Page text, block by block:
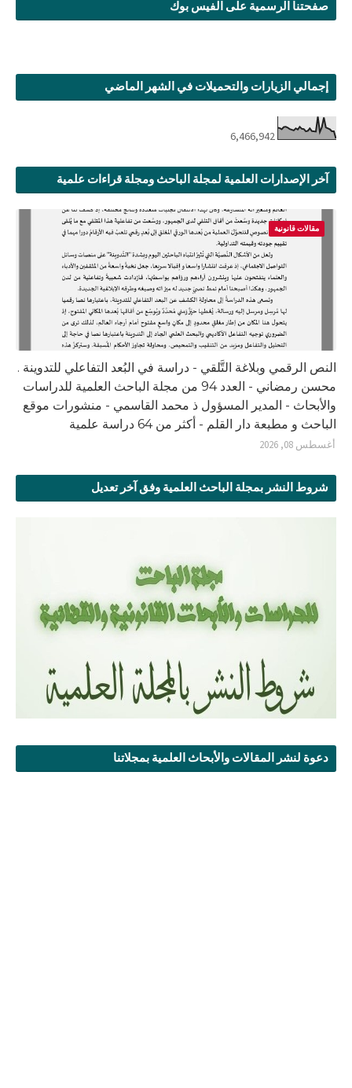
صفحتنا الرسمية على الفيس بوك
إجمالي الزيارات والتحميلات في الشهر الماضي
6,466,942
آخر الإصدارات العلمية لمجلة الباحث ومجلة قراءات علمية
مقالات قانونية
النص الرقمي وبلاغة التَّلقي - دراسة في البُعد التفاعلي للتدوينة .
محسن رمضاني - العدد 94 من مجلة الباحث العلمية للدراسات
والأبحاث - المدير المسؤول ذ محمد القاسمي - منشورات موقع
الباحث و مطبعة دار القلم - أكثر من 64 دراسة علمية
أغسطس 08, 2026
شروط النشر بمجلة الباحث العلمية وفق آخر تعديل
دعوة لنشر المقالات والأبحاث العلمية بمجلاتنا